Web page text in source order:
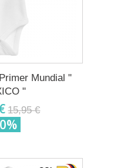
Mundial "
"
15,95 €